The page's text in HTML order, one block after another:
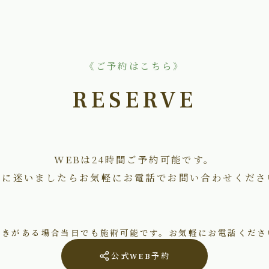
《ご予約はこちら》
RESERVE
WEBは24時間ご予約可能です。
迷いましたらお気軽にお電話でお問い合わせくださ
がある場合当日でも施術可能です。お気軽にお電話くださ
公式WEB予約